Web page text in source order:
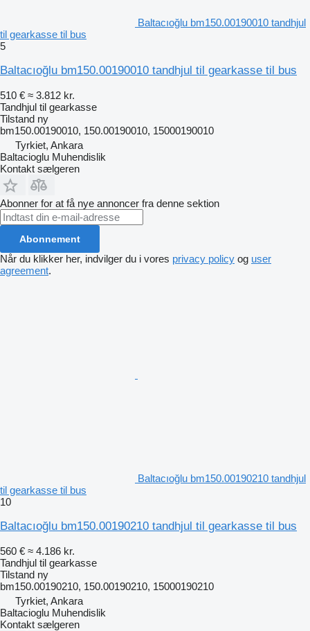
Baltacıoğlu bm150.00190010 tandhjul
til gearkasse til bus
5
Baltacıoğlu bm150.00190010 tandhjul til gearkasse til bus
510 € ≈ 3.812 kr.
Tandhjul til gearkasse
Tilstand ny
bm150.00190010, 150.00190010, 15000190010
Tyrkiet, Ankara
Baltacioglu Muhendislik
Kontakt sælgeren
Abonner for at få nye annoncer fra denne sektion
Abonnement
Når du klikker her, indvilger du i vores privacy policy og user
agreement.
Baltacıoğlu bm150.00190210 tandhjul
til gearkasse til bus
10
Baltacıoğlu bm150.00190210 tandhjul til gearkasse til bus
560 € ≈ 4.186 kr.
Tandhjul til gearkasse
Tilstand ny
bm150.00190210, 150.00190210, 15000190210
Tyrkiet, Ankara
Baltacioglu Muhendislik
Kontakt sælgeren